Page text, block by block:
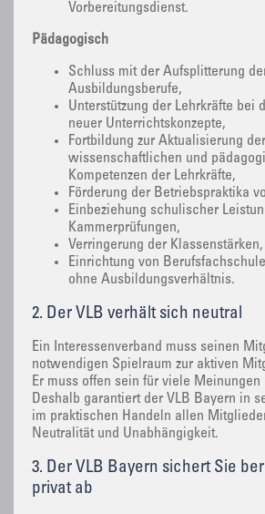
Vorbereitungsdienst.
Pädagogisch
Schluss mit der Aufsplitterung
Ausbildungsberufe,
Unterstützung der Lehrkräfte bei
neuer Unterrichtskonzepte,
Fortbildung zur Aktualisierung der
wissenschaftlichen und
Kompetenzen der Lehrkräfte,
Förderung der Betriebspraktika
Einbeziehung schulischer
Kammerprüfungen,
Verringerung der Klassenstärken,
Einrichtung von
ohne Ausbildungsverhältnis.
2. Der VLB verhält sich neutral
Ein Interessenverband muss seinen
notwendigen Spielraum zur aktiven
Er muss offen sein für viele Meinungen
Deshalb garantiert der VLB Bayern in
im praktischen Handeln allen
Neutralität und Unabhängigkeit.
3. Der VLB Bayern sichert Sie
privat ab